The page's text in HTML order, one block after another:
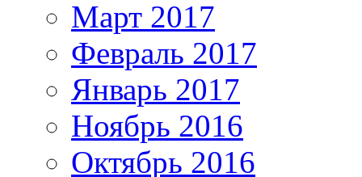
Март 2017
Февраль 2017
Январь 2017
Ноябрь 2016
Октябрь 2016